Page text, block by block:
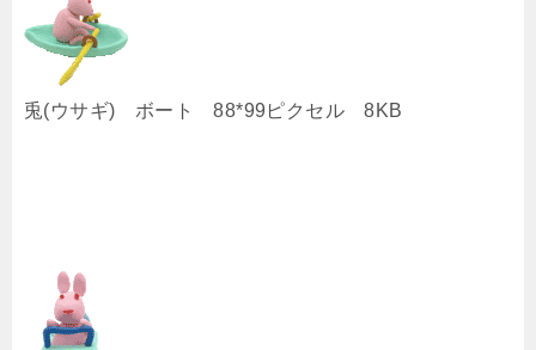
兎(ウサギ) ボート 88*99ピクセル 8KB